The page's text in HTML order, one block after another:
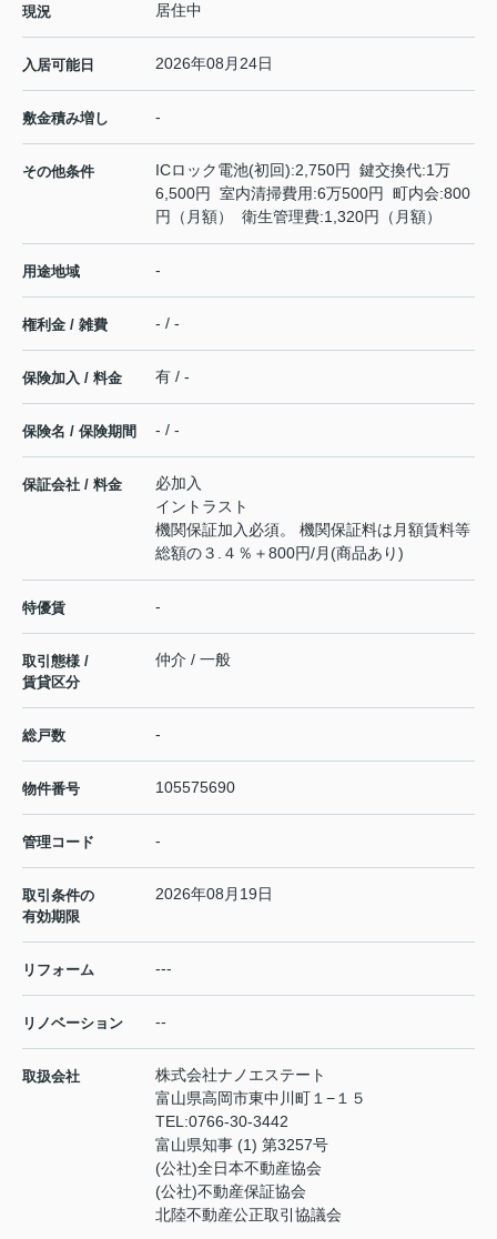
現況 居住中
入居可能日 2026年08月24日
敷金積み増し -
その他条件
ICロック電池(初回):2,750円 鍵交換代:1万
6,500円 室内清掃費用:6万500円 町内会:800
円（月額） 衛生管理費:1,320円（月額）
用途地域 -
権利金 / 雑費 - / -
保険加入 / 料金 有 / -
保険名 / 保険期間 - / -
保証会社 / 料金
必加入
イントラスト
機関保証加入必須。 機関保証料は月額賃料等
総額の３.４％＋800円/月(商品あり)
特優賃 -
取引態様 /
賃貸区分
仲介 / 一般
総戸数 -
物件番号 105575690
管理コード -
取引条件の
有効期限
2026年08月19日
リフォーム ---
リノベーション --
取扱会社
株式会社ナノエステート
富山県高岡市東中川町１−１５
TEL:0766-30-3442
富山県知事 (1) 第3257号
(公社)全日本不動産協会
(公社)不動産保証協会
北陸不動産公正取引協議会